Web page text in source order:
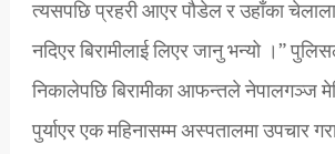
त्यसपछि प्रहरी आएर पौडेल र उहाँका
नदिएर बिरामीलाई लिएर जानु भन्यो ।”
निकालेपछि बिरामीका आफन्तले
पुर्याएर एक महिनासम्म अस्पतालमा उपचार